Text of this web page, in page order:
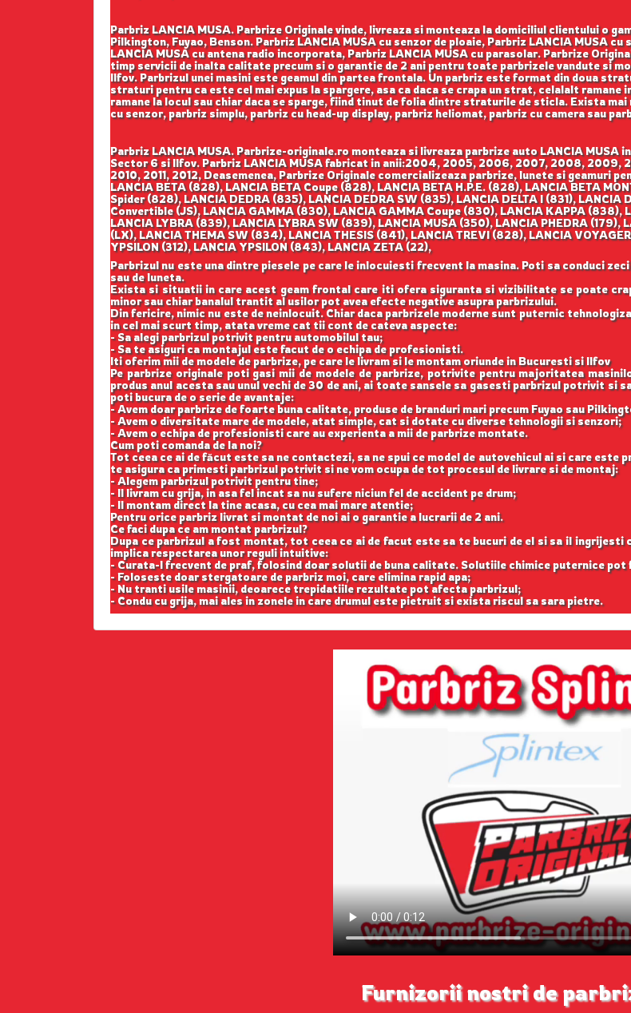
Parbriz LANCIA MUSA. Parbrize Originale vinde, livreaza si monteaza la domiciliul clientului o
Pilkington, Fuyao, Benson. Parbriz LANCIA MUSA cu senzor de ploaie, Parbriz LANCIA MUSA
LANCIA MUSA cu antena radio incorporata, Parbriz LANCIA MUSA cu parasolar. Parbrize
timp servicii de inalta calitate precum si o garantie de 2 ani pentru toate parbrizele vandute si
Ilfov. Parbrizul unei masini este geamul din partea frontala. Un parbriz este format din doua
straturi pentru ca este cel mai expus la spargere, asa ca daca se crapa un strat, celalalt ramane
ramane la locul sau chiar daca se sparge, fiind tinut de folia dintre straturile de sticla. Exista
cu senzor, parbriz simplu, parbriz cu head-up display, parbriz heliomat, parbriz cu camera sau
Parbriz LANCIA MUSA. Parbrize-originale.ro monteaza si livreaza parbrize auto LANCIA
Sector 6 si Ilfov. Parbriz LANCIA MUSA fabricat in anii:2004, 2005, 2006, 2007, 2008, 2009,
2010, 2011, 2012, Deasemenea, Parbrize Originale comercializeaza parbrize, lunete si geamuri
LANCIA BETA (828), LANCIA BETA Coupe (828), LANCIA BETA H.P.E. (828), LANCIA BETA
Spider (828), LANCIA DEDRA (835), LANCIA DEDRA SW (835), LANCIA DELTA I (831),
Convertible (JS), LANCIA GAMMA (830), LANCIA GAMMA Coupe (830), LANCIA KAPPA
LANCIA LYBRA (839), LANCIA LYBRA SW (839), LANCIA MUSA (350), LANCIA PHEDRA (179),
(LX), LANCIA THEMA SW (834), LANCIA THESIS (841), LANCIA TREVI (828), LANCIA
YPSILON (312), LANCIA YPSILON (843), LANCIA ZETA (22),
Parbrizul nu este una dintre piesele pe care le inlocuiesti frecvent la masina. Poti sa conduci
sau de luneta.
Exista si situatii in care acest geam frontal care iti ofera siguranta si vizibilitate se poate
minor sau chiar banalul trantit al usilor pot avea efecte negative asupra parbrizului.
Din fericire, nimic nu este de neinlocuit. Chiar daca parbrizele moderne sunt puternic
in cel mai scurt timp, atata vreme cat tii cont de cateva aspecte:
- Sa alegi parbrizul potrivit pentru automobilul tau;
- Sa te asiguri ca montajul este facut de o echipa de profesionisti.
Iti oferim mii de modele de parbrize, pe care le livram si le montam oriunde in Bucuresti si Ilfov
Pe parbrize originale poti gasi mii de modele de parbrize, potrivite pentru majoritatea
produs anul acesta sau unul vechi de 30 de ani, ai toate sansele sa gasesti parbrizul potrivit si
poti bucura de o serie de avantaje:
- Avem doar parbrize de foarte buna calitate, produse de branduri mari precum Fuyao sau
- Avem o diversitate mare de modele, atat simple, cat si dotate cu diverse tehnologii si senzori;
- Avem o echipa de profesionisti care au experienta a mii de parbrize montate.
Cum poti comanda de la noi?
Tot ceea ce ai de făcut este sa ne contactezi, sa ne spui ce model de autovehicul ai si care
te asigura ca primesti parbrizul potrivit si ne vom ocupa de tot procesul de livrare si de montaj:
- Alegem parbrizul potrivit pentru tine;
- Il livram cu grija, in asa fel incat sa nu sufere niciun fel de accident pe drum;
- Il montam direct la tine acasa, cu cea mai mare atentie;
Pentru orice parbriz livrat si montat de noi ai o garantie a lucrarii de 2 ani.
Ce faci dupa ce am montat parbrizul?
Dupa ce parbrizul a fost montat, tot ceea ce ai de facut este sa te bucuri de el si sa il
implica respectarea unor reguli intuitive:
- Curata-l frecvent de praf, folosind doar solutii de buna calitate. Solutiile chimice puternice pot
- Foloseste doar stergatoare de parbriz moi, care elimina rapid apa;
- Nu tranti usile masinii, deoarece trepidatiile rezultate pot afecta parbrizul;
- Condu cu grija, mai ales in zonele in care drumul este pietruit si exista riscul sa sara pietre.
Furnizorii nostri de